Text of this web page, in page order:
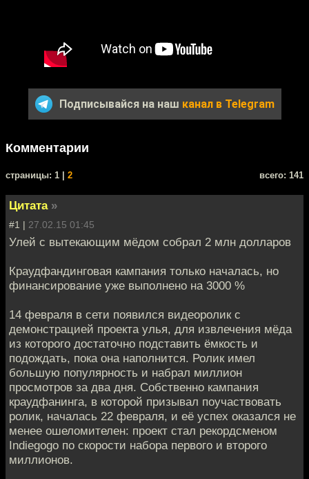
Подписывайся на наш канал в Telegram
Комментарии
cтраницы: 1 | 2 всего: 141
Цитата »
#1 | 27.02.15 01:45
Улей с вытекающим мёдом собрал 2 млн долларов
Краудфандинговая кампания только началась, но
финансирование уже выполнено на 3000 %
14 февраля в сети появился видеоролик с
демонстрацией проекта улья, для извлечения мёда
из которого достаточно подставить ёмкость и
подождать, пока она наполнится. Ролик имел
большую популярность и набрал миллион
просмотров за два дня. Собственно кампания
краудфанинга, в которой призывал поучаствовать
ролик, началась 22 февраля, и её успех оказался не
менее ошеломителен: проект стал рекордсменом
Indiegogo по скорости набора первого и второго
миллионов.